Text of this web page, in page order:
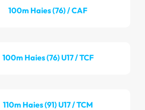
100m Haies (76) / CAF
100m Haies (76) U17 / TCF
110m Haies (91) U17 / TCM